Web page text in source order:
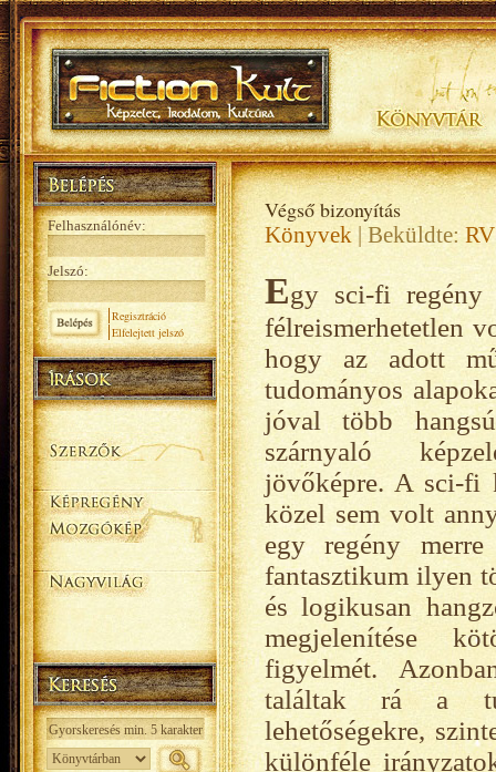
Felhasználónév:
Jelszó:
Regisztráció
Elfelejtett jelszó
Végső bizonyítás
Könyvek | Beküldte: RV
Egy sci-fi regény
félreismerhetetlen
hogy az adott
tudományos
jóval több
szárnyaló
jövőképre. A sci-fi
közel sem volt
egy regény
fantasztikum ilyen
és logikusan
megjelenítése
figyelmét.
találtak rá a
lehetőségekre,
különféle